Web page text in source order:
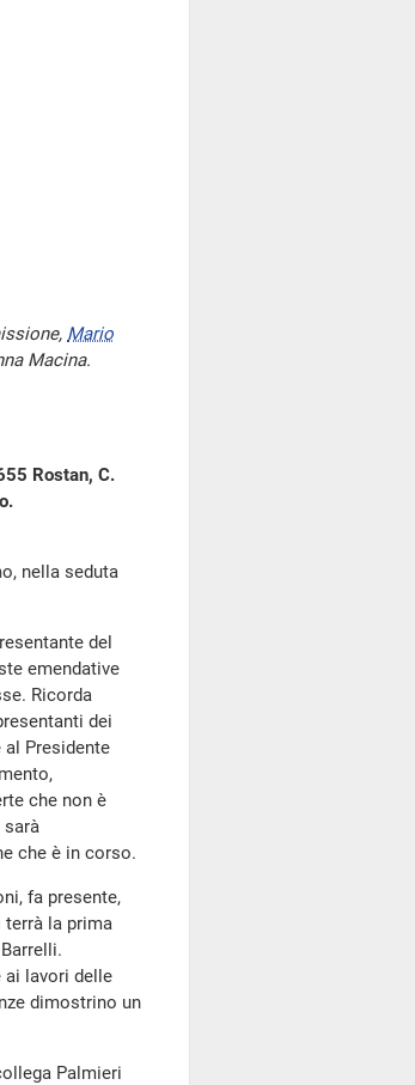
Mario
Macina.
Rostan, C.
nella seduta
del
emendative
Ricorda
dei
Presidente
che non è
sarà
che è in corso.
fa presente,
terrà la prima
ai lavori delle
dimostrino un
Palmieri